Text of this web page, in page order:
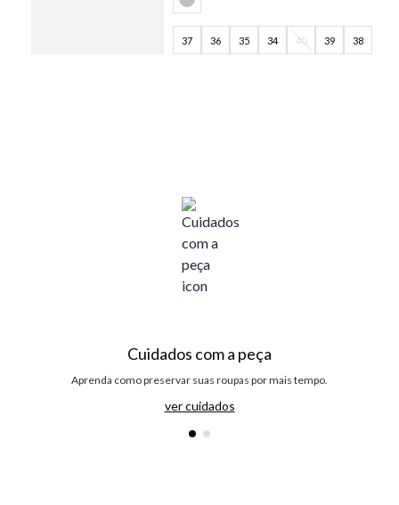
37 36 35 34 40 39 38
Cuidados com a peça
Aprenda como preservar suas roupas por mais tempo.
ver cuidados